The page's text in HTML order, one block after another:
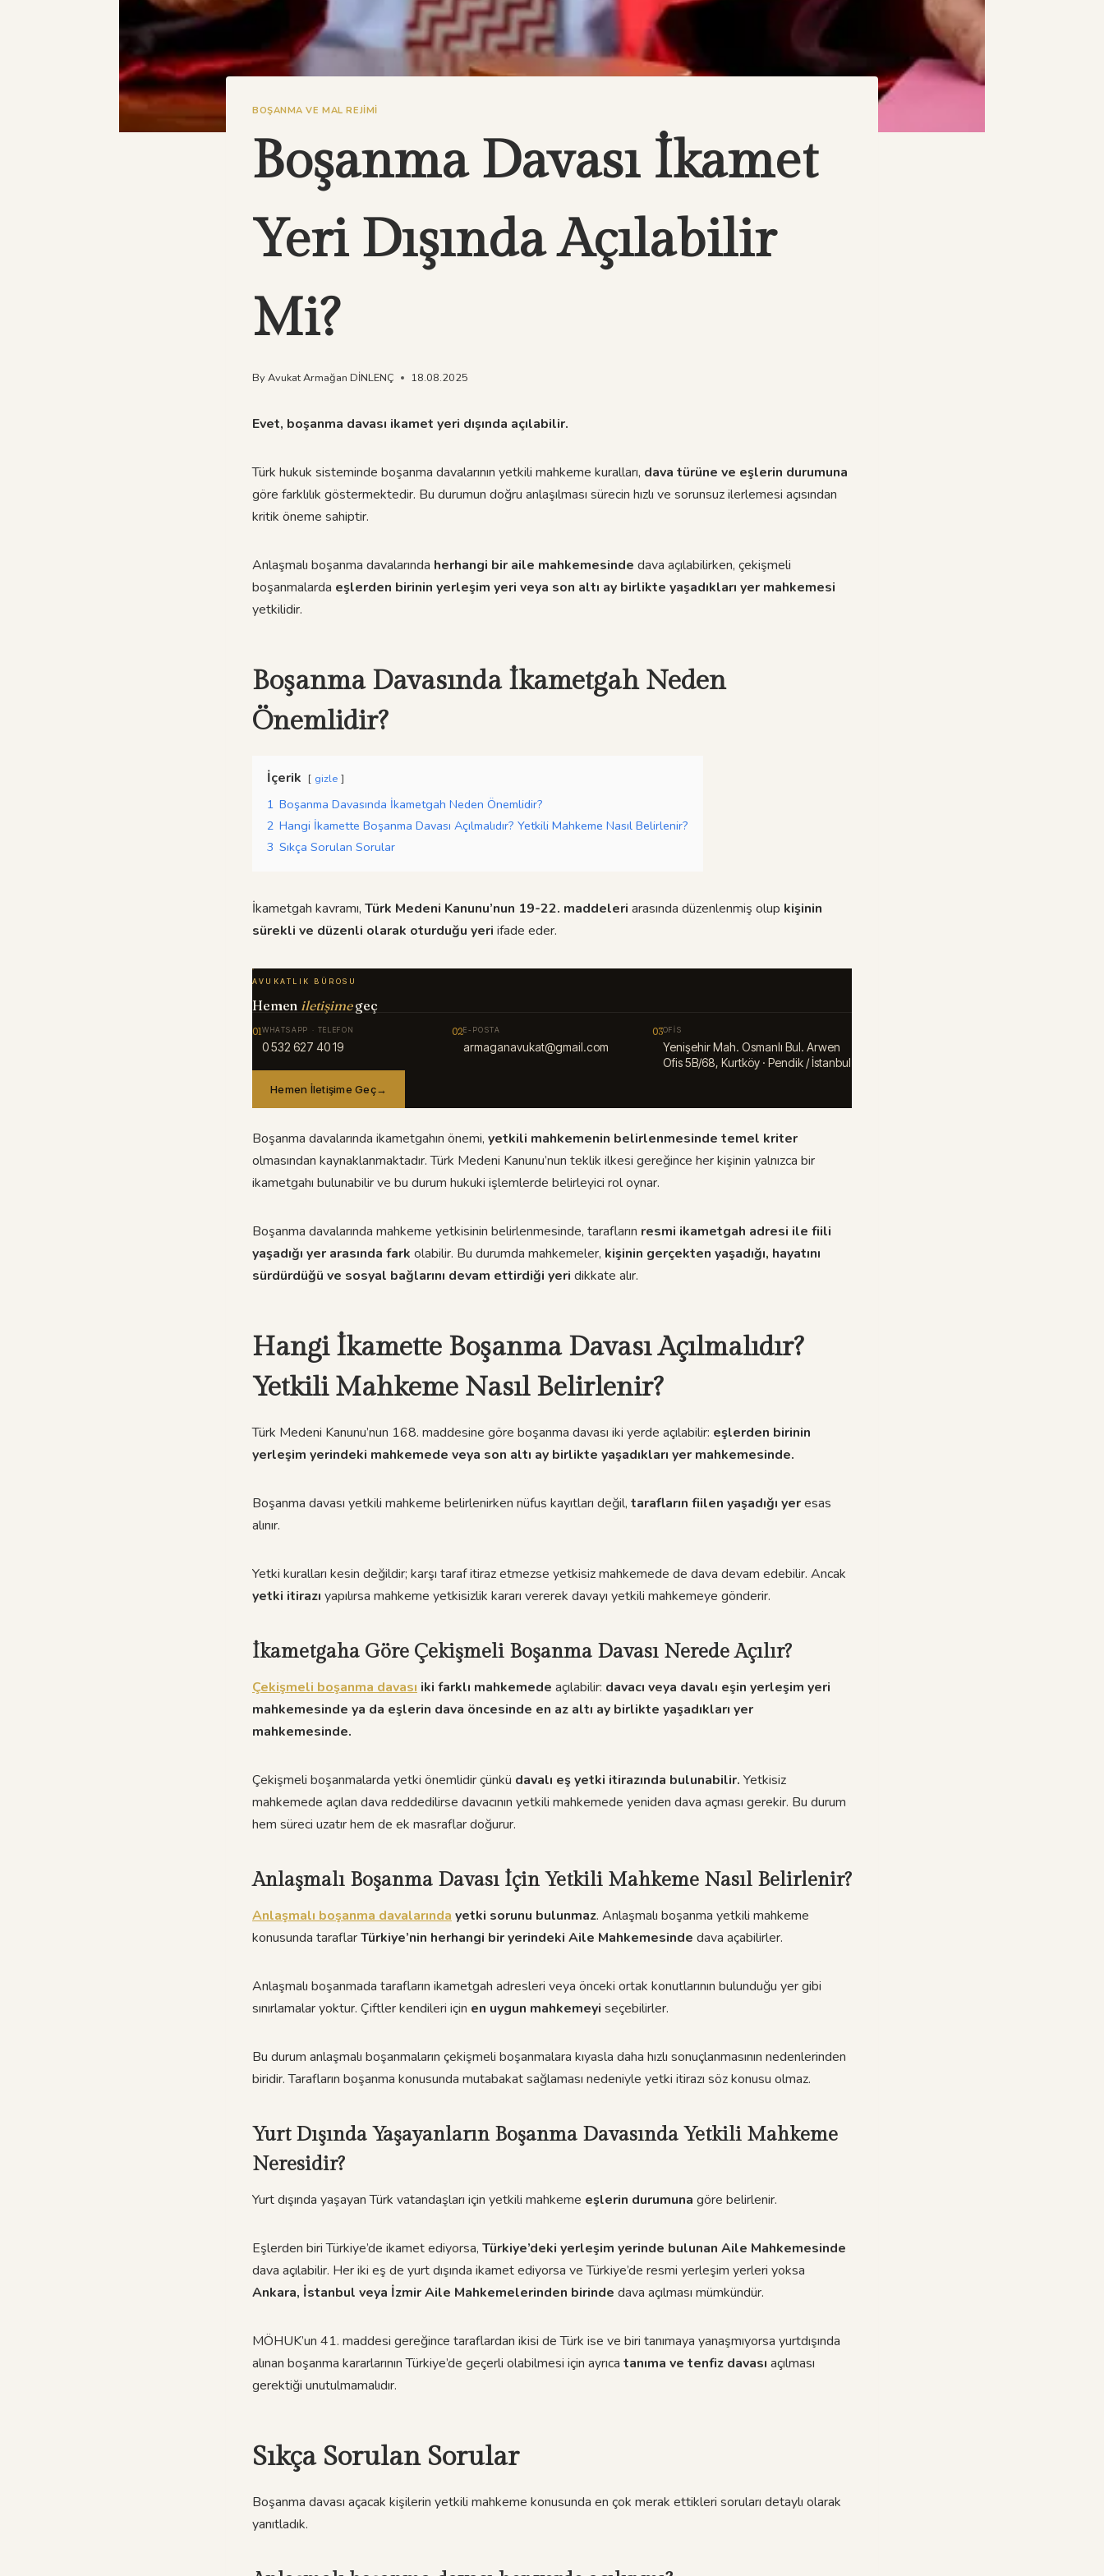
BOŞANMA VE MAL REJIMI
Boşanma Davası İkamet
Yeri Dışında Açılabilir
Mi?
ByAvukat Armağan DİNLENÇ 18.08.2025
Evet, boşanma davası ikamet yeri dışında açılabilir.
Türk hukuk sisteminde boşanma davalarının yetkili mahkeme kuralları, dava türüne ve eşlerin durumuna
göre farklılık göstermektedir. Bu durumun doğru anlaşılması sürecin hızlı ve sorunsuz ilerlemesi açısından
kritik öneme sahiptir.
Anlaşmalı boşanma davalarında herhangi bir aile mahkemesinde dava açılabilirken, çekişmeli
boşanmalarda eşlerden birinin yerleşim yeri veya son altı ay birlikte yaşadıkları yer mahkemesi
yetkilidir.
Boşanma Davasında İkametgah Neden
Önemlidir?
İçerik gizle
1 Boşanma Davasında İkametgah Neden Önemlidir?
2 Hangi İkamette Boşanma Davası Açılmalıdır? Yetkili Mahkeme Nasıl Belirlenir?
3 Sıkça Sorulan Sorular
İkametgah kavramı, Türk Medeni Kanunu’nun 19-22. maddeleri arasında düzenlenmiş olup kişinin
sürekli ve düzenli olarak oturduğu yeri ifade eder.
AVUKATLIK BÜROSU
Hemen iletişimegeç
01WHATSAPP · TELEFON
0 532 627 40 19
02E-POSTA
armaganavukat@gmail.com
03OFIS
Yenişehir Mah. Osmanlı Bul. Arwen
Ofis 5B/68, Kurtköy · Pendik / İstanbul
Hemen İletişime Geç→
Boşanma davalarında ikametgahın önemi, yetkili mahkemenin belirlenmesinde temel kriter
olmasından kaynaklanmaktadır. Türk Medeni Kanunu’nun teklik ilkesi gereğince her kişinin yalnızca bir
ikametgahı bulunabilir ve bu durum hukuki işlemlerde belirleyici rol oynar.
Boşanma davalarında mahkeme yetkisinin belirlenmesinde, tarafların resmi ikametgah adresi ile fiili
yaşadığı yer arasında fark olabilir. Bu durumda mahkemeler, kişinin gerçekten yaşadığı, hayatını
sürdürdüğü ve sosyal bağlarını devam ettirdiği yeri dikkate alır.
Hangi İkamette Boşanma Davası Açılmalıdır?
Yetkili Mahkeme Nasıl Belirlenir?
Türk Medeni Kanunu’nun 168. maddesine göre boşanma davası iki yerde açılabilir: eşlerden birinin
yerleşim yerindeki mahkemede veya son altı ay birlikte yaşadıkları yer mahkemesinde.
Boşanma davası yetkili mahkeme belirlenirken nüfus kayıtları değil, tarafların fiilen yaşadığı yeresas
alınır.
Yetki kuralları kesin değildir; karşı taraf itiraz etmezse yetkisiz mahkemede de dava devam edebilir. Ancak
yetki itirazı yapılırsa mahkeme yetkisizlik kararı vererek davayı yetkili mahkemeye gönderir.
İkametgaha Göre Çekişmeli Boşanma Davası Nerede Açılır?
Çekişmeli boşanma davası iki farklı mahkemede açılabilir: davacı veya davalı eşin yerleşim yeri
mahkemesinde ya da eşlerin dava öncesinde en az altı ay birlikte yaşadıkları yer
mahkemesinde.
Çekişmeli boşanmalarda yetki önemlidir çünkü davalı eş yetki itirazında bulunabilir. Yetkisiz
mahkemede açılan dava reddedilirse davacının yetkili mahkemede yeniden dava açması gerekir. Bu durum
hem süreci uzatır hem de ek masraflar doğurur.
Anlaşmalı Boşanma Davası İçin Yetkili Mahkeme Nasıl Belirlenir?
Anlaşmalı boşanma davalarında yetki sorunu bulunmaz. Anlaşmalı boşanma yetkili mahkeme
konusunda taraflarTürkiye’nin herhangi bir yerindeki Aile Mahkemesinde dava açabilirler.
Anlaşmalı boşanmada tarafların ikametgah adresleri veya önceki ortak konutlarının bulunduğu yer gibi
sınırlamalar yoktur. Çiftler kendileri için en uygun mahkemeyi seçebilirler.
Bu durum anlaşmalı boşanmaların çekişmeli boşanmalara kıyasla daha hızlı sonuçlanmasının nedenlerinden
biridir. Tarafların boşanma konusunda mutabakat sağlaması nedeniyle yetki itirazı söz konusu olmaz.
Yurt Dışında Yaşayanların Boşanma Davasında Yetkili Mahkeme
Neresidir?
Yurt dışında yaşayan Türk vatandaşları için yetkili mahkeme eşlerin durumuna göre belirlenir.
Eşlerden biri Türkiye’de ikamet ediyorsa, Türkiye’deki yerleşim yerinde bulunan Aile Mahkemesinde
dava açılabilir. Her iki eş de yurt dışında ikamet ediyorsa ve Türkiye’de resmi yerleşim yerleri yoksa
Ankara, İstanbul veya İzmir Aile Mahkemelerinden birinde dava açılması mümkündür.
MÖHUK’un 41. maddesi gereğince taraflardan ikisi de Türk ise ve biri tanımaya yanaşmıyorsa yurtdışında
alınan boşanma kararlarının Türkiye’de geçerli olabilmesi için ayrıca tanıma ve tenfiz davası açılması
gerektiği unutulmamalıdır.
Sıkça Sorulan Sorular
Boşanma davası açacak kişilerin yetkili mahkeme konusunda en çok merak ettikleri soruları detaylı olarak
yanıtladık.